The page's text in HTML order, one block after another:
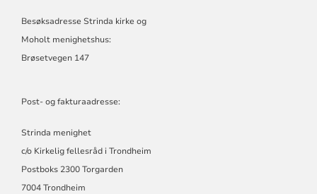
Besøksadresse Strinda kirke og
Moholt menighetshus:
Brøsetvegen 147
Post- og fakturaadresse:
Strinda menighet
c/o Kirkelig fellesråd i Trondheim
Postboks 2300 Torgarden
7004 Trondheim